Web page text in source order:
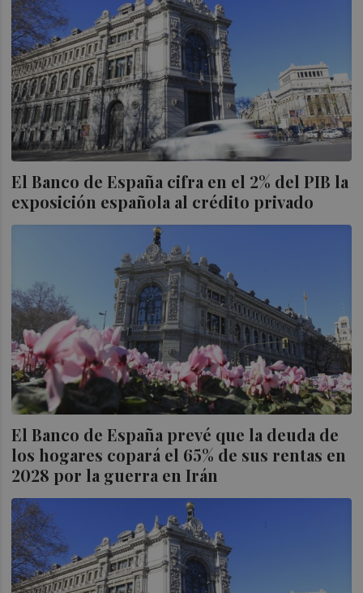
El Banco de España cifra en el 2% del PIB la
exposición española al crédito privado
El Banco de España prevé que la deuda de
los hogares copará el 65% de sus rentas en
2028 por la guerra en Irán